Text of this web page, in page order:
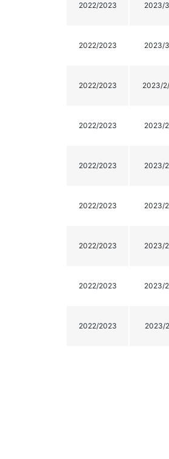
2022/2023 2023/
2022/2023 2023/
2022/2023 2023/
2022/2023 2023/
2022/2023 2023/
2022/2023 2023/
2022/2023 2023/
2022/2023 2023/
2022/2023 2023/